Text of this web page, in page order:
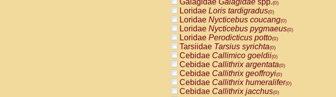
Galagidae Galagidae spp.(0)
Loridae Loris tardigradus(0)
Loridae Nycticebus coucang(0)
Loridae Nycticebus pygmaeus(0)
Loridae Perodicticus potto(0)
Tarsiidae Tarsius syrichta(0)
Cebidae Callimico goeldii(0)
Cebidae Callithrix argentata(0)
Cebidae Callithrix geoffroyi(0)
Cebidae Callithrix humeralifer(0)
Cebidae Callithrix jacchus(0)